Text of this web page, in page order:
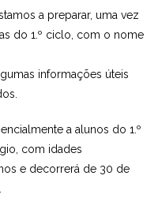
a preparar, uma vez
do 1.º ciclo, com o nome
informações úteis
a alunos do 1.º
com idades
e decorrerá de 30 de